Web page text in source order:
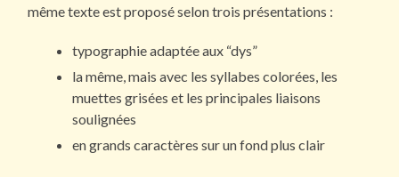
même texte est proposé selon trois présentations :
typographie adaptée aux “dys”
la même, mais avec les syllabes colorées, les
muettes grisées et les principales liaisons
soulignées
en grands caractères sur un fond plus clair